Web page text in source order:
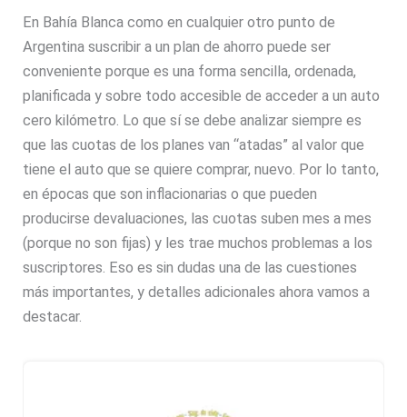
En Bahía Blanca como en cualquier otro punto de
Argentina suscribir a un plan de ahorro puede ser
conveniente porque es una forma sencilla, ordenada,
planificada y sobre todo accesible de acceder a un auto
cero kilómetro. Lo que sí se debe analizar siempre es
que las cuotas de los planes van “atadas” al valor que
tiene el auto que se quiere comprar, nuevo. Por lo tanto,
en épocas que son inflacionarias o que pueden
producirse devaluaciones, las cuotas suben mes a mes
(porque no son fijas) y les trae muchos problemas a los
suscriptores. Eso es sin dudas una de las cuestiones
más importantes, y detalles adicionales ahora vamos a
destacar.